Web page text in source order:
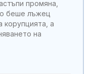
промяна,
беше лъжец
корупцията, а
на